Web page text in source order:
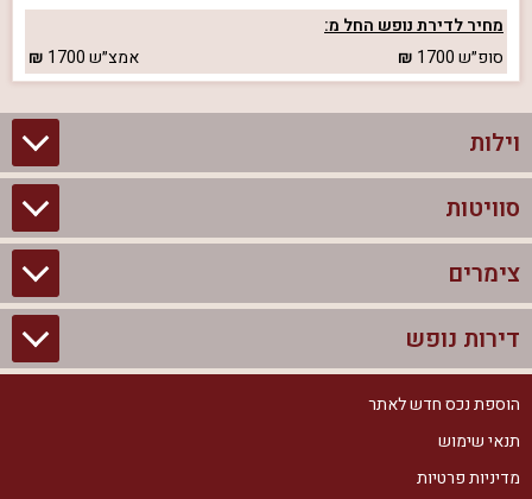
מחיר לדירת נופש החל מ:
סופ״ש1700 אמצ״ש1700
וילות
וילות בצפון
וילות להשכרה
וילות למסיבת רווקים
וילות נופש
סוויטות
סוויטות בצפון
צימרים לזוגות עם בריכה פרטית
צימרים יוקרתיים
צימרים מפוארים
צימרים
צימרים בצפון
צימרים לזוגות
צימרים למשפחות
דירות נופש
דירות נופש בצפון
הוספת נכס חדש לאתר
תנאי שימוש
מדיניות פרטיות